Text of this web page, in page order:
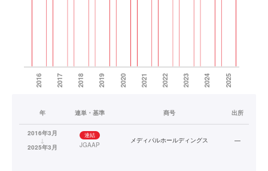
年 連単・基準 商号 出所
2016年3月
↓
2025年3月
連結
JGAAP
メディパルホールディングス —